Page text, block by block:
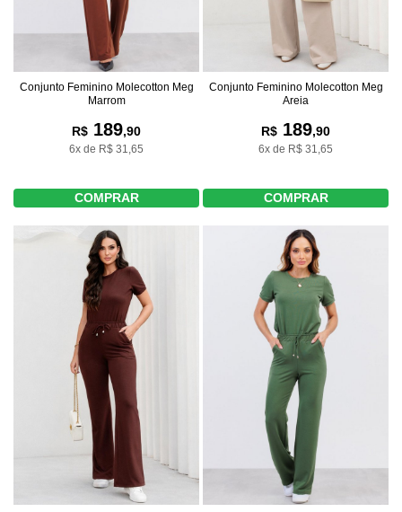
Conjunto Feminino Molecotton Meg
Marrom
R$ 189,90
6x de R$ 31,65
COMPRAR
Conjunto Feminino Molecotton Meg
Areia
R$ 189,90
6x de R$ 31,65
COMPRAR